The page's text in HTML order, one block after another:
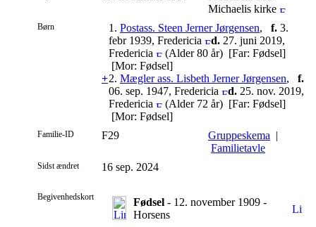
Michaelis kirke
Børn 1. Postass. Steen Jerner Jørgensen, f. 3.
febr 1939, Fredericia
d. 27. juni 2019,
Fredericia
(Alder 80 år) [Far: Fødsel]
[Mor: Fødsel]
+2. Mægler ass. Lisbeth Jerner Jørgensen, f.
06. sep. 1947, Fredericia
d. 25. nov. 2019,
Fredericia
(Alder 72 år) [Far: Fødsel]
[Mor: Fødsel]
Familie-ID F29 Gruppeskema |
Familietavle
Sidst ændret 16 sep. 2024
Begivenhedskort Fødsel - 12. november 1909 -
Horsens